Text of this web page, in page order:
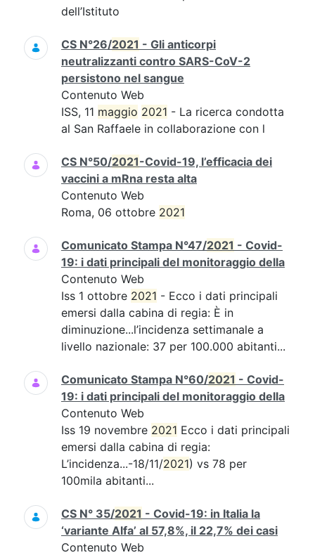
dell’Istituto
CS N°26/2021 - Gli anticorpi
neutralizzanti contro SARS-CoV-2
persistono nel sangue
Contenuto Web
ISS, 11 maggio 2021 - La ricerca condotta
al San Raffaele in collaborazione con l
CS N°50/2021-Covid-19, l’efficacia dei
vaccini a mRna resta alta
Contenuto Web
Roma, 06 ottobre 2021
Comunicato Stampa N°47/2021 - Covid-
19: i dati principali del monitoraggio della
Contenuto Web
Iss 1 ottobre 2021 - Ecco i dati principali
emersi dalla cabina di regia: È in
diminuzione...l’incidenza settimanale a
livello nazionale: 37 per 100.000 abitanti...
Comunicato Stampa N°60/2021 - Covid-
19: i dati principali del monitoraggio della
Contenuto Web
Iss 19 novembre 2021 Ecco i dati principali
emersi dalla cabina di regia:
L’incidenza...-18/11/2021) vs 78 per
100mila abitanti...
CS N° 35/2021 - Covid-19: in Italia la
‘variante Alfa’ al 57,8%, il 22,7% dei casi
Contenuto Web